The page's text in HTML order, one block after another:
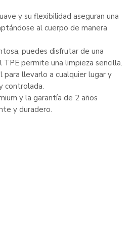
y su flexibilidad aseguran una
al cuerpo de manera
puedes disfrutar de una
permite una limpieza sencilla.
llevarlo a cualquier lugar y
controlada.
y la garantía de 2 años
y duradero.